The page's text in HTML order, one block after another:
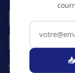
Bienne
Service